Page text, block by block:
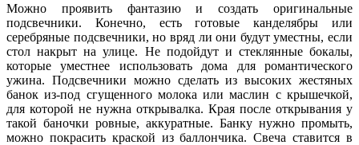
Можно проявить фантазию и создать оригинальные
подсвечники. Конечно, есть готовые канделябры или
серебряные подсвечники, но вряд ли они будут уместны, если
стол накрыт на улице. Не подойдут и стеклянные бокалы,
которые уместнее использовать дома для романтического
ужина. Подсвечники можно сделать из высоких жестяных
банок из-под сгущенного молока или маслин с крышечкой,
для которой не нужна открывалка. Края после открывания у
такой баночки ровные, аккуратные. Банку нужно промыть,
можно покрасить краской из баллончика. Свеча ставится в